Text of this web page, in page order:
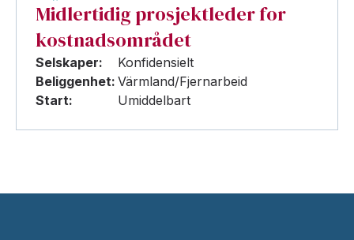
Midlertidig prosjektleder for
kostnadsområdet
Selskaper:
Konfidensielt
Beliggenhet: Värmland/Fjernarbeid
Start:
Umiddelbart